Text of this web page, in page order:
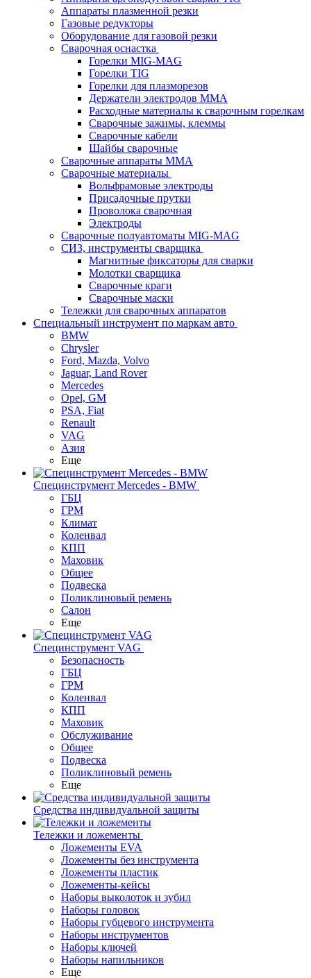
Аппараты плазменной резки
Газовые редукторы
Оборудование для газовой резки
Сварочная оснастка
Горелки MIG-MAG
Горелки TIG
Горелки для плазморезов
Держатели электродов ММА
Расходные материалы к сварочным горелкам
Сварочные зажимы, клеммы
Сварочные кабели
Шайбы сварочные
Сварочные аппараты MMA
Сварочные материалы
Вольфрамовые электроды
Присадочные прутки
Проволока сварочная
Электроды
Сварочные полуавтоматы MIG-MAG
СИЗ, инструменты сварщика
Магнитные фиксаторы для сварки
Молотки сварщика
Сварочные краги
Сварочные маски
Тележки для сварочных аппаратов
Специальный инструмент по маркам авто
BMW
Chrysler
Ford, Mazda, Volvo
Jaguar, Land Rover
Mercedes
Opel, GM
PSA, Fiat
Renault
VAG
Азия
Еще
Специнструмент Mercedes - BMW
ГБЦ
ГРМ
Климат
Коленвал
КПП
Маховик
Общее
Подвеска
Поликлиновый ремень
Салон
Еще
Специнструмент VAG
Безопасность
ГБЦ
ГРМ
Коленвал
КПП
Маховик
Обслуживание
Общее
Подвеска
Поликлиновый ремень
Еще
Средства индивидуальной защиты
Тележки и ложементы
Ложементы EVA
Ложементы без инструмента
Ложементы пластик
Ложементы-кейсы
Наборы выколоток и зубил
Наборы головок
Наборы губцевого инструмента
Наборы инструментов
Наборы ключей
Наборы напильников
Еще